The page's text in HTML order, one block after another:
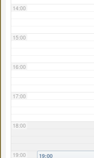
14:00
15:00
16:00
17:00
18:00
19:00 19:00